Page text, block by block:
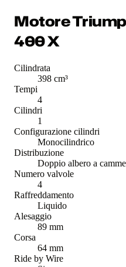
Motore
400 X
Cilindrata
398 cm³
Tempi
4
Cilindri
1
Configurazione cilindri
Monocilindrico
Distribuzione
Doppio albero a
Numero valvole
4
Raffreddamento
Liquido
Alesaggio
89 mm
Corsa
64 mm
Ride by Wire